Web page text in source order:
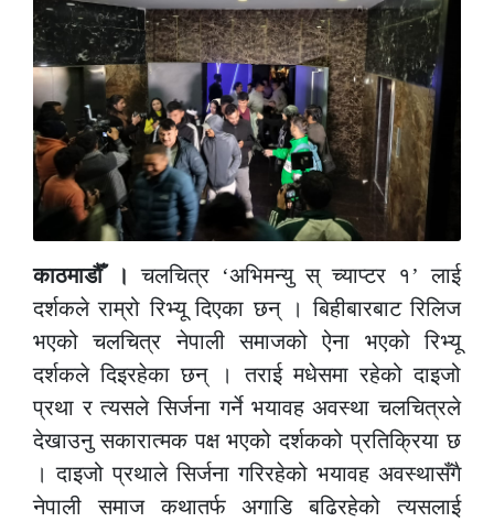
काठमाडौँ । चलचित्र ‘अभिमन्यु स् च्याप्टर १’ लाई
दर्शकले राम्रो रिभ्यू दिएका छन् । बिहीबारबाट रिलिज
भएको चलचित्र नेपाली समाजको ऐना भएको रिभ्यू
दर्शकले दिइरहेका छन् । तराई मधेसमा रहेको दाइजो
प्रथा र त्यसले सिर्जना गर्ने भयावह अवस्था चलचित्रले
देखाउनु सकारात्मक पक्ष भएको दर्शकको प्रतिक्रिया छ
। दाइजो प्रथाले सिर्जना गरिरहेको भयावह अवस्थासँगै
नेपाली समाज कथातर्फ अगाडि बढिरहेको त्यसलाई